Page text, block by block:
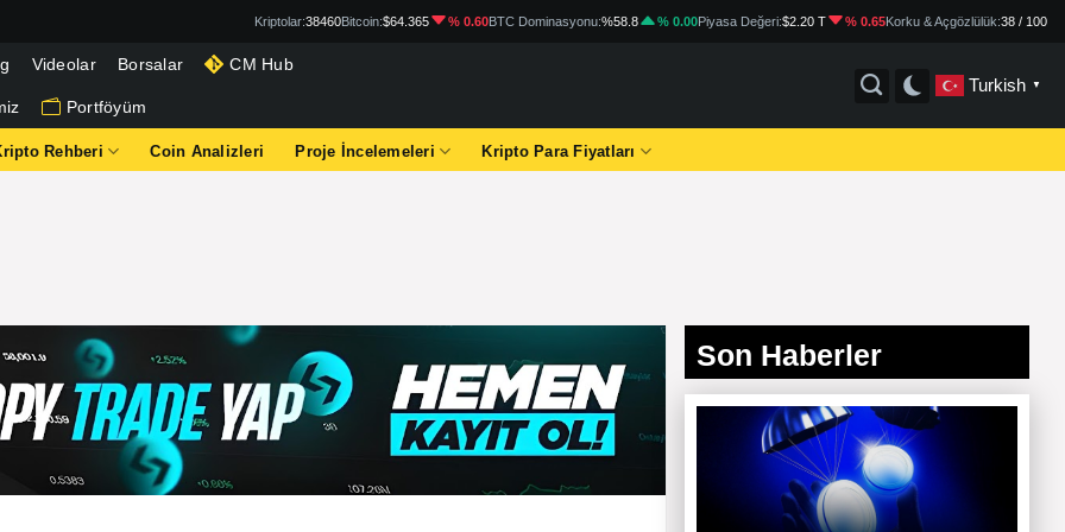
Kriptolar:38460Bitcoin:$64.365 % 0.60BTC Dominasyonu:%58.8 % 0.00Piyasa Değeri:$2.20 T % 0.65Korku & Açgözlülük:38 / 100
Videolar Borsalar CM Hub
Portföyüm
Turkish ▼
Rehberi Coin Analizleri Proje İncelemeleri Kripto Para Fiyatları
Son Haberler